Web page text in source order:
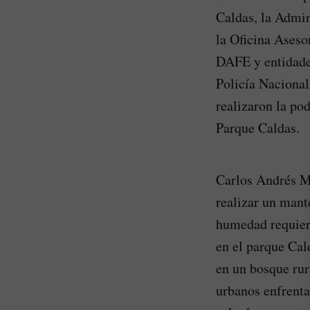
Caldas, la
la Oficina
DAFE y
Policía
realizaron la
Parque Caldas.
Carlos Andrés
realizar un
humedad
en el parque
en un bosque
urbanos